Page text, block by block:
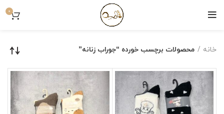
0
خانه محصولات برچسب خورده “جوراب زنانه”